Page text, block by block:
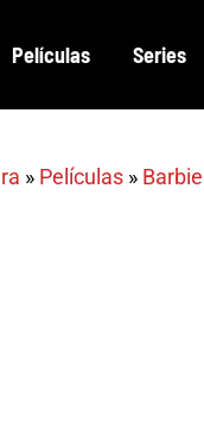
Películas Series
» Películas » Barbie